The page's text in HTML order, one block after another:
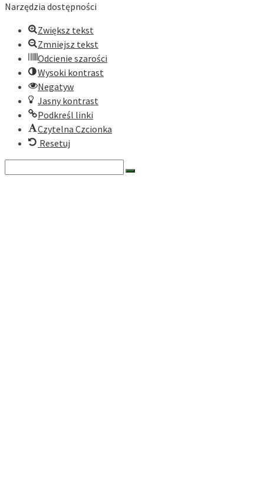
Narzędzia dostępności
Zwiększ tekst
Zmniejsz tekst
Odcienie szarości
Wysoki kontrast
Negatyw
Jasny kontrast
Podkreśl linki
Czytelna Czcionka
Resetuj